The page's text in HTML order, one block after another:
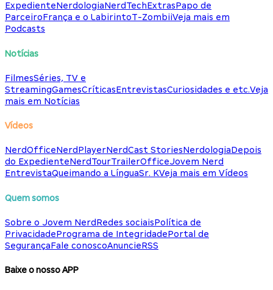
ExpedienteNerdologiaNerdTechExtrasPapo de
ParceiroFrança e o LabirintoT-ZombiiVeja mais em
Podcasts
Notícias
FilmesSéries, TV e
StreamingGamesCríticasEntrevistasCuriosidades e etc.Veja
mais em Notícias
Vídeos
NerdOfficeNerdPlayerNerdCast StoriesNerdologiaDepois
do ExpedienteNerdTourTrailerOfficeJovem Nerd
EntrevistaQueimando a LínguaSr. KVeja mais em Vídeos
Quem somos
Sobre o Jovem NerdRedes sociaisPolítica de
PrivacidadePrograma de IntegridadePortal de
SegurançaFale conoscoAnuncieRSS
Baixe o nosso APP